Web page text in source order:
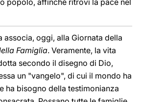
popolo, affinché ritrovi la pace nel
associa, oggi, alla Giornata della
Famiglia. Veramente, la vita
secondo il disegno di Dio,
un "vangelo", di cui il mondo ha
ha bisogno della testimonianza